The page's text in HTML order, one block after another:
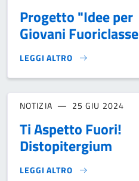
Progetto "Idee per
Giovani
LEGGI ALTRO
PROGETTO "IDEE PER
NOTIZIA 25 GIU 2024
Ti Aspetto Fuori!
Distopitergium
LEGGI ALTRO
TI ASPETTO FUORI!